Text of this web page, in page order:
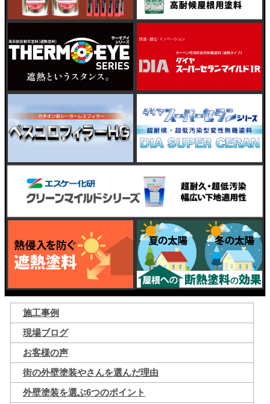
施工事例
現場ブログ
お客様の声
街の外壁塗装やさんを選んだ理由
外壁塗装を選ぶ6つのポイント